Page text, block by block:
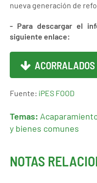
nueva generación de
- Para descargar el
siguiente enlace:
ACORRALADOS
Fuente: iPES FOOD
Temas:
y bienes comunes
NOTAS